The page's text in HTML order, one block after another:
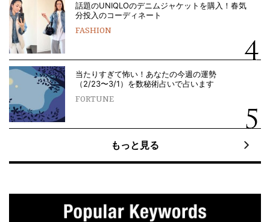
話題のUNIQLOのデニムジャケットを購入！春気
分投入のコーディネート
FASHION
当たりすぎて怖い！あなたの今週の運勢
（2/23〜3/1）を数秘術占いで占います
FORTUNE
もっと見る